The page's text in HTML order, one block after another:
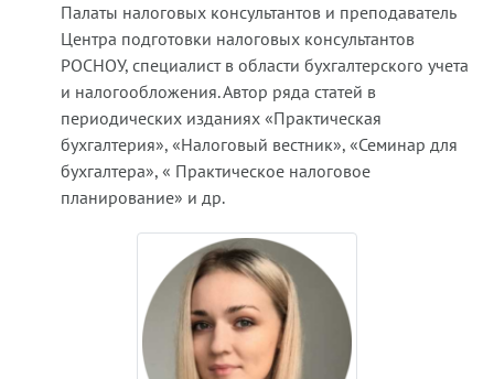
Палаты налоговых консультантов и преподаватель
Центра подготовки налоговых консультантов
РОСНОУ, специалист в области бухгалтерского учета
и налогообложения. Автор ряда статей в
периодических изданиях «Практическая
бухгалтерия», «Налоговый вестник», «Семинар для
бухгалтера», « Практическое налоговое
планирование» и др.